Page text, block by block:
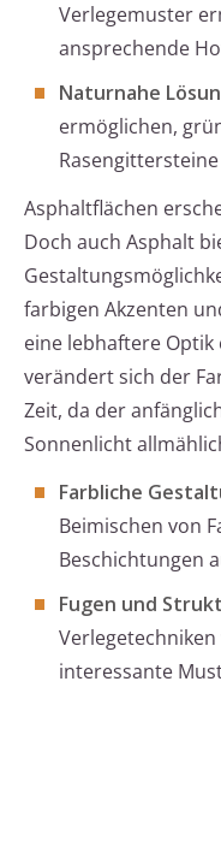
Verlegemuster
ansprechende
Naturnahe
ermöglichen,
Asphaltflächen
Doch auch Asphalt
farbigen Akzenten
eine lebhaftere
verändert sich der
Zeit, da der
Sonnenlicht
Farbliche
Beimischen von
Beschichtungen
Fugen und
Verlegetechniken
interessante